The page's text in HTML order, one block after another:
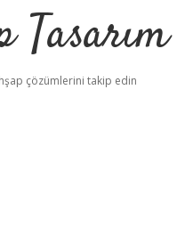
Tasarım
çözümlerini takip edin